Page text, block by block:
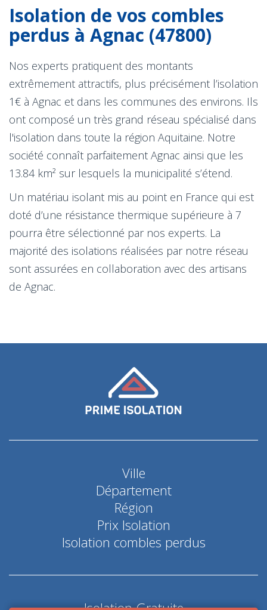
Isolation de vos combles
perdus à Agnac (47800)
Nos experts pratiquent des montants
extrêmement attractifs, plus précisément l’isolation
1€ à Agnac et dans les communes des environs. Ils
ont composé un très grand réseau spécialisé dans
l'isolation dans toute la région Aquitaine. Notre
société connaît parfaitement Agnac ainsi que les
13.84 km² sur lesquels la municipalité s’étend.
Un matériau isolant mis au point en France qui est
doté d’une résistance thermique supérieure à 7
pourra être sélectionné par nos experts. La
majorité des isolations réalisées par notre réseau
sont assurées en collaboration avec des artisans
de Agnac.
Ville
Département
Région
Prix Isolation
Isolation combles perdus